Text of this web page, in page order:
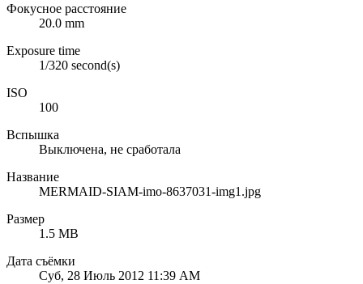
Фокусное расстояние
20.0 mm
Exposure time
1/320 second(s)
ISO
100
Вспышка
Выключена, не сработала
Название
MERMAID-SIAM-imo-8637031-img1.jpg
Размер
1.5 MB
Дата съёмки
Суб, 28 Июль 2012 11:39 AM